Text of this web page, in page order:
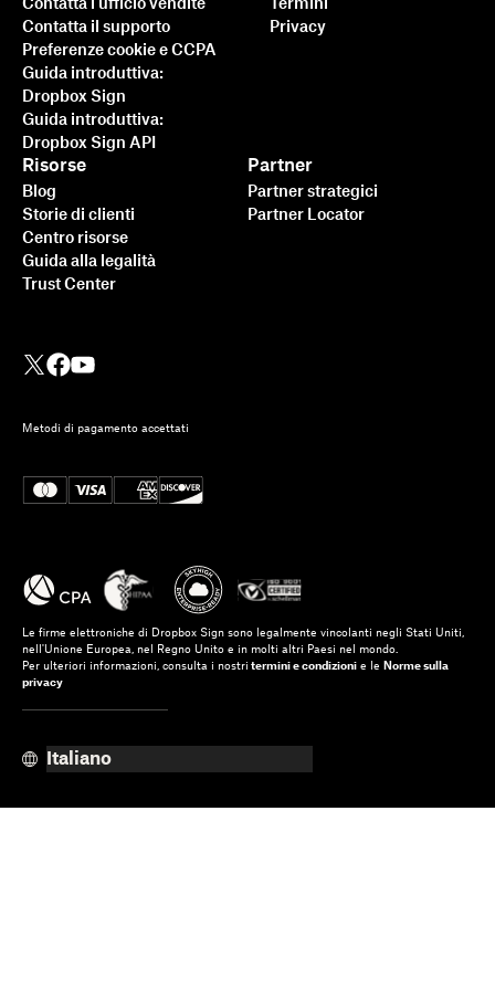
Contatta l'ufficio vendite
Contatta il supporto
Preferenze cookie e CCPA
Guida introduttiva:
Dropbox Sign
Guida introduttiva:
Dropbox Sign API
Risorse
Blog
Storie di clienti
Centro risorse
Guida alla legalità
Trust Center
Partner
Partner strategici
Partner Locator
Termini
Privacy
Metodi di pagamento accettati
Le firme elettroniche di Dropbox Sign sono legalmente vincolanti negli Stati Uniti,
nell'Unione Europea, nel Regno Unito e in molti altri Paesi nel mondo.
Per ulteriori informazioni, consulta i nostri termini e condizioni e le Norme sulla
privacy